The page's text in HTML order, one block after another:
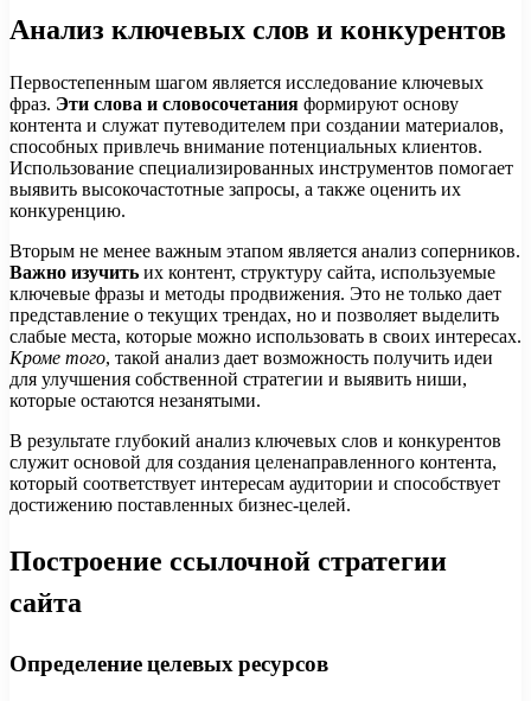
Анализ ключевых слов и конкурентов
Первостепенным шагом является исследование ключевых
фраз. Эти слова и словосочетания формируют основу
контента и служат путеводителем при создании материалов,
способных привлечь внимание потенциальных клиентов.
Использование специализированных инструментов помогает
выявить высокочастотные запросы, а также оценить их
конкуренцию.
Вторым не менее важным этапом является анализ соперников.
Важно изучить их контент, структуру сайта, используемые
ключевые фразы и методы продвижения. Это не только дает
представление о текущих трендах, но и позволяет выделить
слабые места, которые можно использовать в своих интересах.
Кроме того, такой анализ дает возможность получить идеи
для улучшения собственной стратегии и выявить ниши,
которые остаются незанятыми.
В результате глубокий анализ ключевых слов и конкурентов
служит основой для создания целенаправленного контента,
который соответствует интересам аудитории и способствует
достижению поставленных бизнес-целей.
Построение ссылочной стратегии
сайта
Определение целевых ресурсов